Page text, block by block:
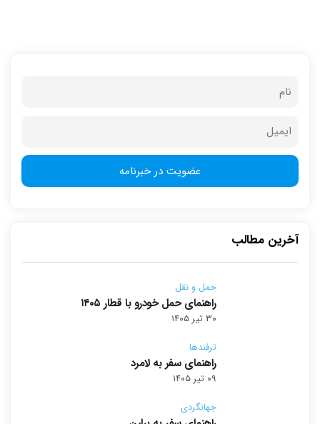
آخرین مطالب
حمل و نقل
راهنمای حمل خودرو با قطار ۱۴۰۵
۳۰ تیر ۱۴۰۵
ترفندها
راهنمای سفر به لامرد
۰۹ تیر ۱۴۰۵
جهانگردی